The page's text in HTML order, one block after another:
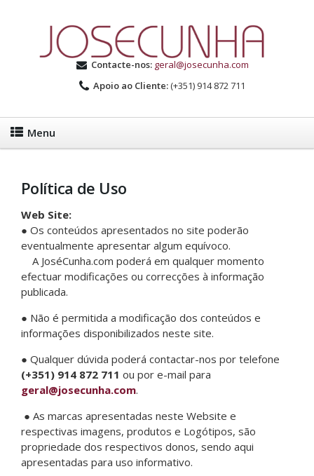
Contacte-nos: geral@josecunha.com
Apoio ao Cliente:(+351) 914 872 711
Menu
Política de Uso
Web Site:
● Os conteúdos apresentados no site poderão
eventualmente apresentar algum equívoco.
A JoséCunha.com poderá em qualquer momento
efectuar modificações ou correcções à informação
publicada.
● Não é permitida a modificação dos conteúdos e
informações disponibilizados neste site.
● Qualquer dúvida poderá contactar-nos por telefone
(+351) 914 872 711 ou por e-mail para
geral@josecunha.com.
● As marcas apresentadas neste Website e
respectivas imagens, produtos e Logótipos, são
propriedade dos respectivos donos, sendo aqui
apresentadas para uso informativo.